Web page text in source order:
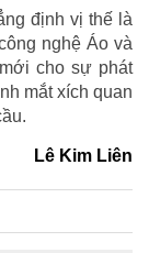
định vị thế là
nghệ Áo và
cho sự phát
mắt xích quan
Lê Kim Liên